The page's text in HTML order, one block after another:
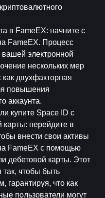
в FameEX: начните с
FameEX. Процесс
вашей электронной
нескольких мер
как двухфакторная
повышения
аккаунта.
купите Space ID с
карты: перейдите в
внести свои активы
FameEX с помощью
дебетовой карты. Этот
так, чтобы быть
гарантируя, что как
пользователи могут